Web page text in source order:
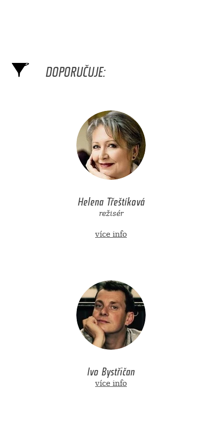
DOPORUČUJE:
Helena Třeštíková
režisér
více info
Ivo Bystřičan
více info